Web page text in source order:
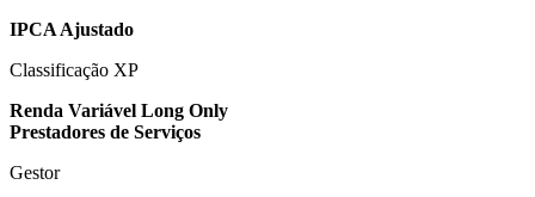
IPCA Ajustado
Classificação XP
Renda Variável Long Only
Prestadores de Serviços
Gestor